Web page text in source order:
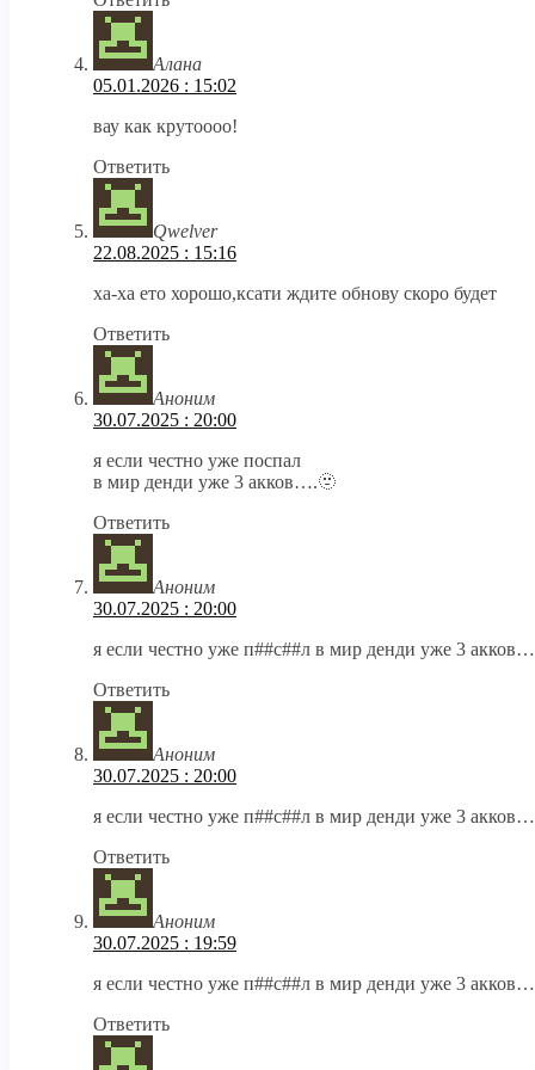
Алана
05.01.2026 : 15:02
вау как крутоооо!
Ответить
Qwelver
22.08.2025 : 15:16
ха-ха ето хорошо,ксати ждите обнову скоро будет
Ответить
Аноним
30.07.2025 : 20:00
я если честно уже поспал
в мир денди уже 3 акков….🫥
Ответить
Аноним
30.07.2025 : 20:00
я если честно уже п##с##л в мир денди уже 3
Ответить
Аноним
30.07.2025 : 20:00
я если честно уже п##с##л в мир денди уже 3
Ответить
Аноним
30.07.2025 : 19:59
я если честно уже п##с##л в мир денди уже 3
Ответить